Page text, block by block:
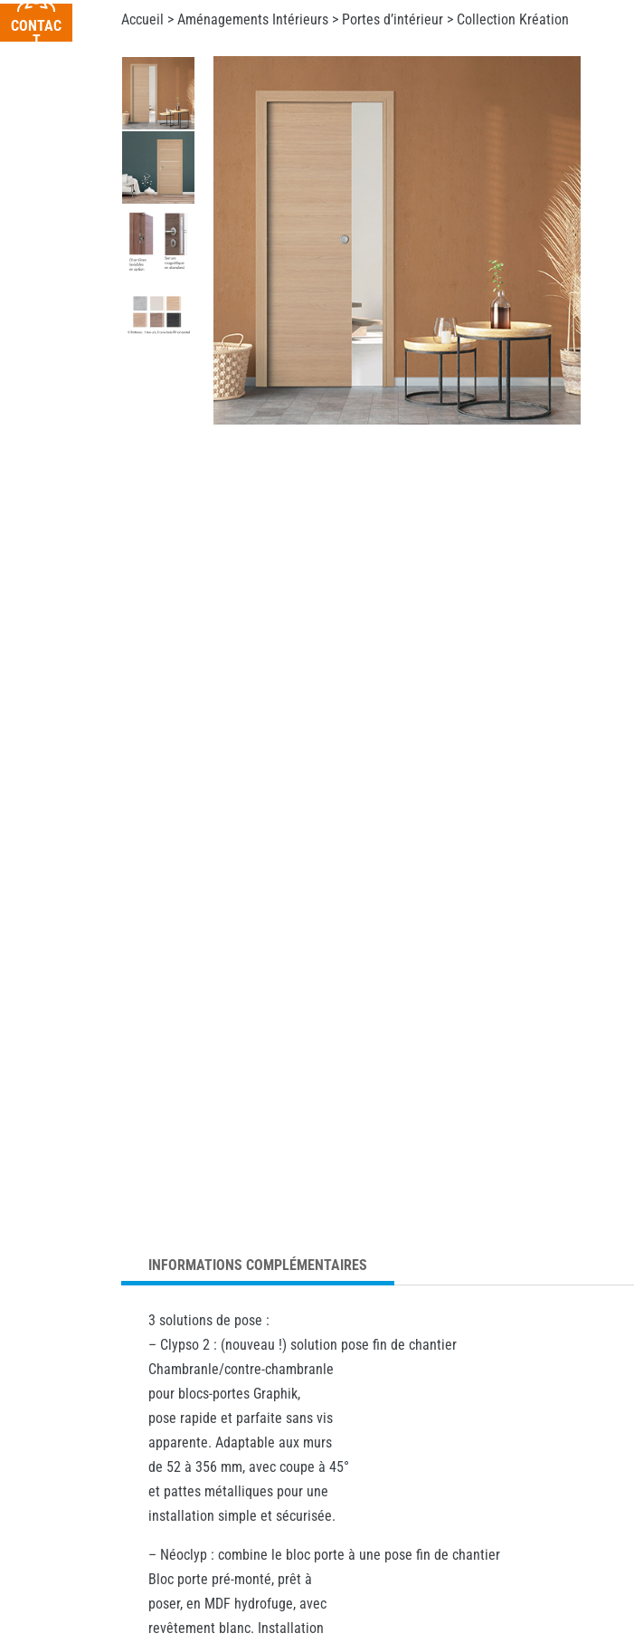
Accueil >Aménagements Intérieurs > Portes d’intérieur > Collection Kréation
INFORMATIONS COMPLÉMENTAIRES
3 solutions de pose :
– Clypso 2 : (nouveau !) solution pose fin de chantier
Chambranle/contre-chambranle
pour blocs-portes Graphik,
pose rapide et parfaite sans vis
apparente. Adaptable aux murs
de 52 à 356 mm, avec coupe à 45°
et pattes métalliques pour une
installation simple et sécurisée.
– Néoclyp : combine le bloc porte à une pose fin de chantier
Bloc porte pré-monté, prêt à
poser, en MDF hydrofuge, avec
revêtement blanc. Installation
CONTAC
T